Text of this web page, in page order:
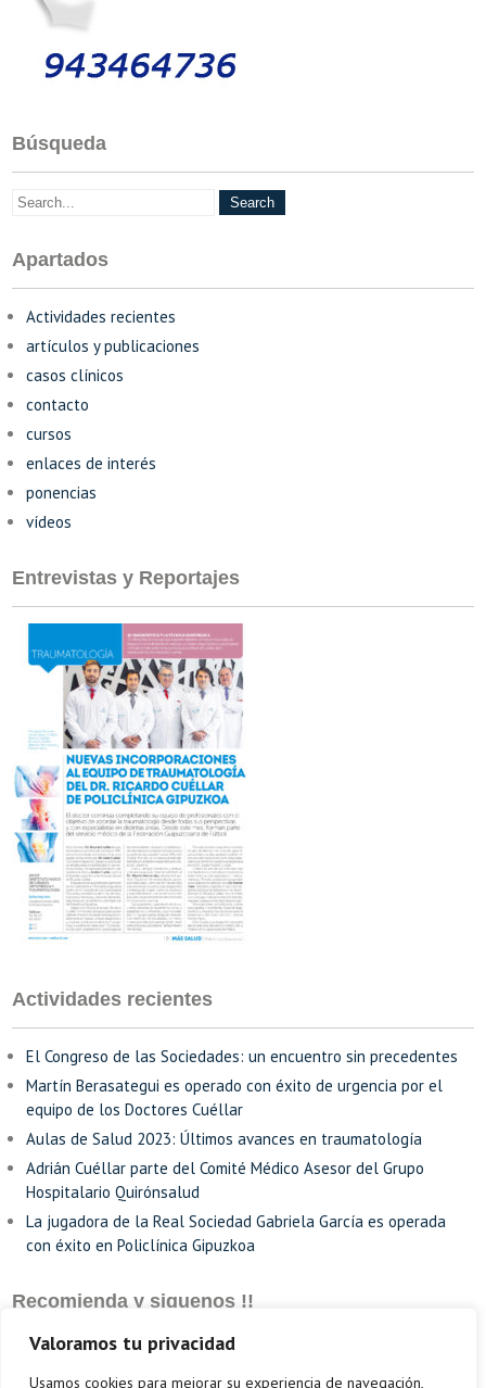
Valoramos tu privacidad
Usamos cookies para mejorar su experiencia de navegación,
Búsqueda
Apartados
Actividades recientes
artículos y publicaciones
casos clínicos
contacto
cursos
enlaces de interés
ponencias
vídeos
Entrevistas y Reportajes
Actividades recientes
El Congreso de las Sociedades: un encuentro sin precedentes
Martín Berasategui es operado con éxito de urgencia por el
equipo de los Doctores Cuéllar
Aulas de Salud 2023: Últimos avances en traumatología
Adrián Cuéllar parte del Comité Médico Asesor del Grupo
Hospitalario Quirónsalud
La jugadora de la Real Sociedad Gabriela García es operada
con éxito en Policlínica Gipuzkoa
Recomienda y siguenos !!